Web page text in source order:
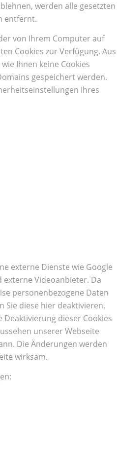
werden alle gesetzten
entfernt.
von Ihrem Computer auf
Cookies zur Verfügung. Aus
Ihnen keine Cookies
gespeichert werden.
Ihres
externe Dienste wie Google
externe Videoanbieter. Da
personenbezogene Daten
Sie diese hier deaktivieren.
Deaktivierung dieser Cookies
unserer Webseite
Die Änderungen werden
wirksam.